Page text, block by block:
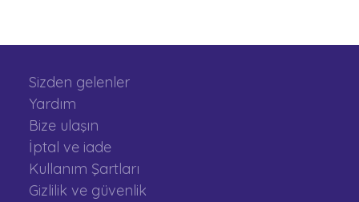
Sizden gelenler
Yardım
Bize ulaşın
İptal ve iade
Kullanım Şartları
Gizlilik ve güvenlik